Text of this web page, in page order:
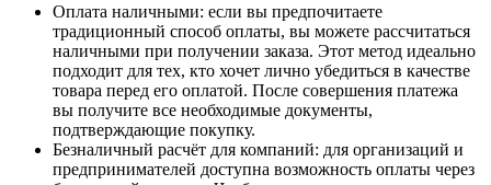
Оплата наличными: если вы предпочитаете
традиционный способ оплаты, вы можете рассчитаться
наличными при получении заказа. Этот метод идеально
подходит для тех, кто хочет лично убедиться в качестве
товара перед его оплатой. После совершения платежа
вы получите все необходимые документы,
подтверждающие покупку.
Безналичный расчёт для компаний: для организаций и
предпринимателей доступна возможность оплаты через